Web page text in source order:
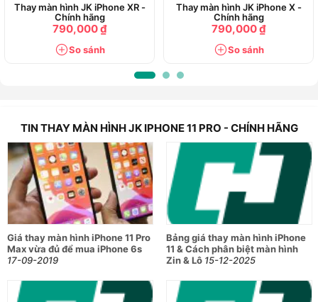
Thay màn hình JK iPhone XR -
Chính hãng
790,000 ₫
So sánh
Thay màn hình JK iPhone X -
Chính hãng
790,000 ₫
So sánh
TIN THAY MÀN HÌNH JK IPHONE 11 PRO - CHÍNH HÃNG
Giá thay màn hình iPhone 11 Pro
Max vừa đủ để mua iPhone 6s
17-09-2019
Bảng giá thay màn hình iPhone
11 & Cách phân biệt màn hình
Zin & Lô 15-12-2025